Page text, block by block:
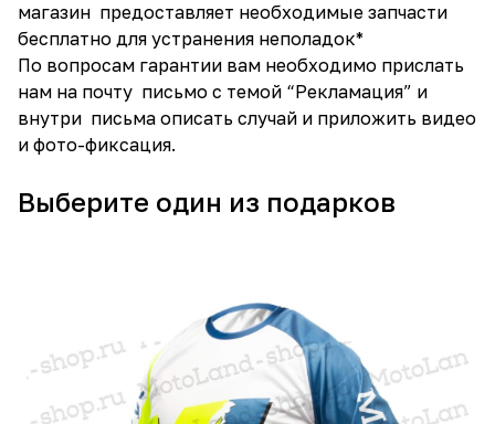
магазин предоставляет необходимые запчасти
бесплатно для устранения неполадок*
По вопросам гарантии вам необходимо прислать
нам на почту письмо с темой “Рекламация” и
внутри письма описать случай и приложить видео
и фото-фиксация.
Выберите один из подарков